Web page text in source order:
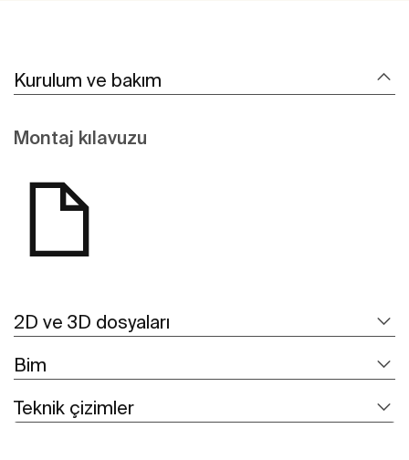
Kurulum ve bakım
Montaj kılavuzu
2D ve 3D dosyaları
Bim
Teknik çizimler